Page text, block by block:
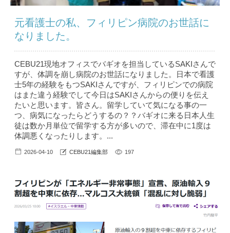
元看護士の私、フィリピン病院のお世話に
なりました。
CEBU21現地オフィスでバギオを担当しているSAKIさんで
すが、体調を崩し病院のお世話になりました。日本で看護
士5年の経験をもつSAKIさんですが、フィリピンでの病院
はまた違う経験でして今日はSAKIさんからの便りを伝え
たいと思います。皆さん。留学していて気になる事の一
つ、病気になったらどうするの？？バギオに来る日本人生
徒は数か月単位で留学する方が多いので、滞在中に1度は
体調悪くなったりします。...
2026-04-10 CEBU21編集部 197